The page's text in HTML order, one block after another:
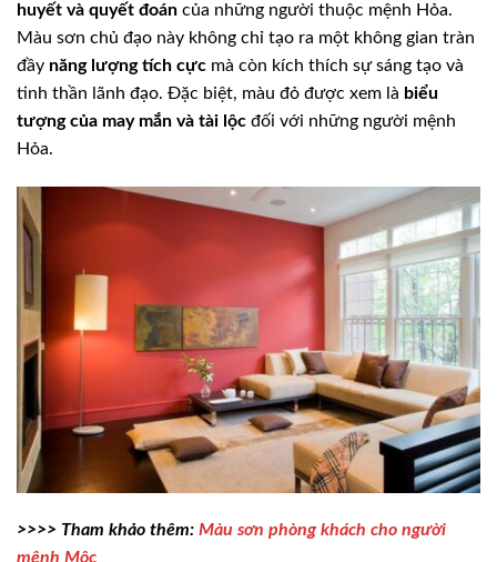
huyết và quyết đoán của những người thuộc mệnh Hỏa.
Màu sơn chủ đạo này không chỉ tạo ra một không gian tràn
đầy năng lượng tích cực mà còn kích thích sự sáng tạo và
tinh thần lãnh đạo. Đặc biệt, màu đỏ được xem là biểu
tượng của may mắn và tài lộc đối với những người mệnh
Hỏa.
>>>> Tham khảo thêm: Màu sơn phòng khách cho người
mệnh Mộc